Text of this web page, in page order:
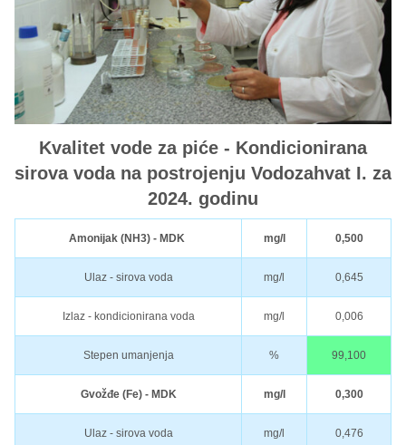
Kvalitet vode za piće - Kondicionirana
sirova voda na postrojenju Vodozahvat I. za
2024. godinu
Amonijak (NH3) - MDK mg/l 0,500
Ulaz - sirova voda mg/l 0,645
Izlaz - kondicionirana voda mg/l 0,006
Stepen umanjenja % 99,100
Gvožđe (Fe) - MDK mg/l 0,300
Ulaz - sirova voda mg/l 0,476